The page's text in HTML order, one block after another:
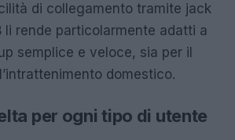
di collegamento tramite jack
li rende particolarmente adatti a
semplice e veloce, sia per il
domestico.
per ogni tipo di utente